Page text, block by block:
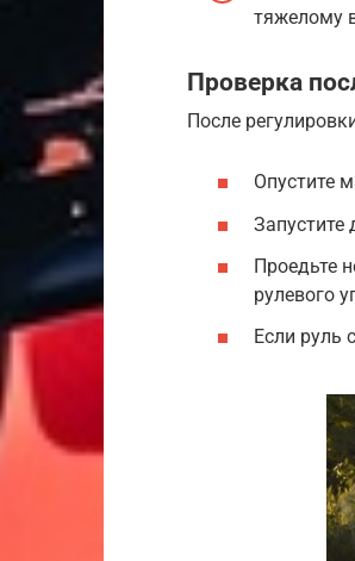
тяжелому
Проверка
После
Опустите
Запустите
Проедьте
рулевого
Если руль